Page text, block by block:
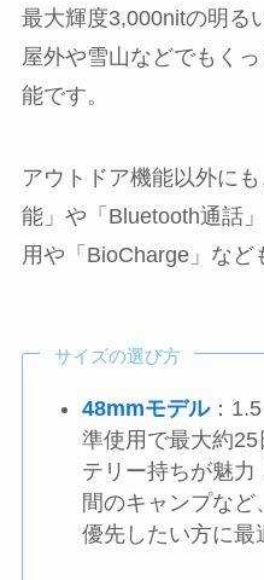
最大輝度3,000nitの明る
屋外や雪山などでもく
能です。
アウトドア機能以外に
能」や「Bluetooth通話
用や「BioCharge」など
サイズの選び方
48mmモデル：
準使用で最大約
テリー持ちが魅力
間のキャンプなど
優先したい方に最